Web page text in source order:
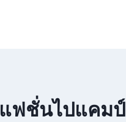
แฟชั่นไปแคมป์